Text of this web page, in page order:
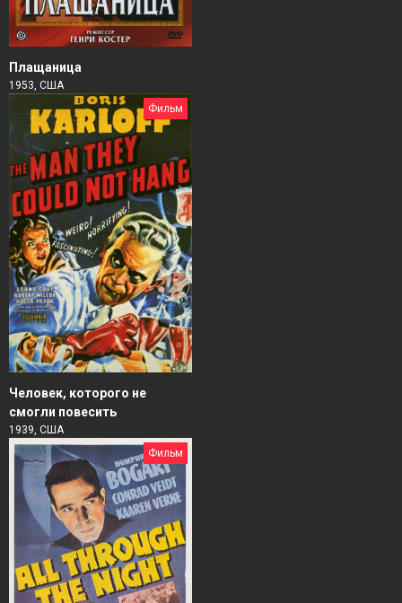
Плащаница
1953, США
Фильм
Человек, которого не
смогли повесить
1939, США
Фильм